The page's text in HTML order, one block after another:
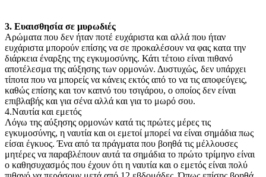
3. Ευαισθησία σε μυρωδιές
Αρώματα που δεν ήταν ποτέ ευχάριστα και αλλά που ήταν
ευχάριστα μπορούν επίσης να σε προκαλέσουν να φας κατα την
διάρκεια έναρξης της εγκυμοσύνης. Κάτι τέτοιο είναι πιθανό
αποτέλεσμα της αύξησης των ορμονών. Δυστυχώς, δεν υπάρχει
τίποτα που να μπορείς να κάνεις εκτός από το να τις αποφεύγεις,
καθώς επίσης και τον καπνό του τσιγάρου, ο οποίος δεν είναι
επιβλαβής και για σένα αλλά και για το μωρό σου.
4.Ναυτία και εμετός
Λόγω της αύξησης ορμονών κατά τις πρώτες μέρες τις
εγκυμοσύνης, η ναυτία και οι εμετοί μπορεί να είναι σημάδια πως
είσαι έγκυος. Ένα από τα πράγματα που βοηθά τις μέλλουσες
μητέρες να παραβλέπουν αυτά τα σημάδια το πρώτο τρίμηνο είναι
ο καθησυχασμός που έχουν ότι η ναυτία και ο εμετός είναι πολύ